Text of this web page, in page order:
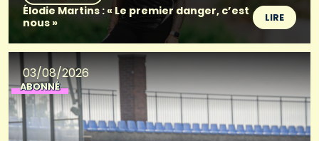
Élodie Martins : « Le premier danger, c’est
nous »
LIRE
03/08/2026
ABONNÉ